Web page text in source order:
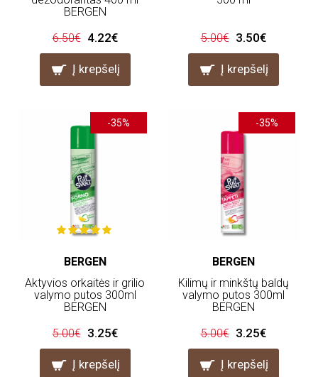
BERGEN
6.50€ 4.22€
Į krepšelį
5.00€ 3.50€
Į krepšelį
-35%
BERGEN
Aktyvios orkaitės ir grilio
valymo putos 300ml
BERGEN
5.00€ 3.25€
Į krepšelį
-35%
BERGEN
Kilimų ir minkštų baldų
valymo putos 300ml
BERGEN
5.00€ 3.25€
Į krepšelį